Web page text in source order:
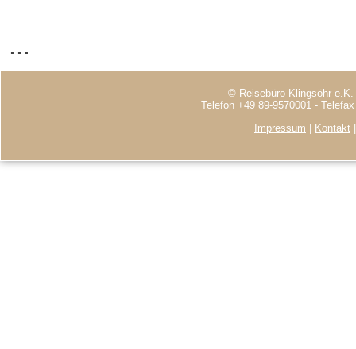
...
© Reisebüro Klingsöhr
Telefon +49 89-9570001 -
Impressum | Kontakt